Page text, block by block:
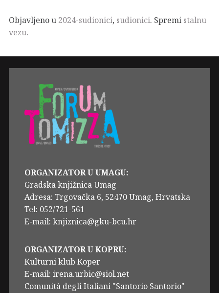
Objavljeno u 2024-sudionici, sudionici. Spremi stalnu
vezu.
ORGANIZATOR U UMAGU:
Gradska knjižnica Umag
Adresa: Trgovačka 6, 52470 Umag, Hrvatska
Tel: 052/721-561
E-mail: knjiznica@gku-bcu.hr
ORGANIZATOR U KOPRU:
Kulturni klub Koper
E-mail: irena.urbic@siol.net
Comunità degli Italiani "Santorio Santorio"